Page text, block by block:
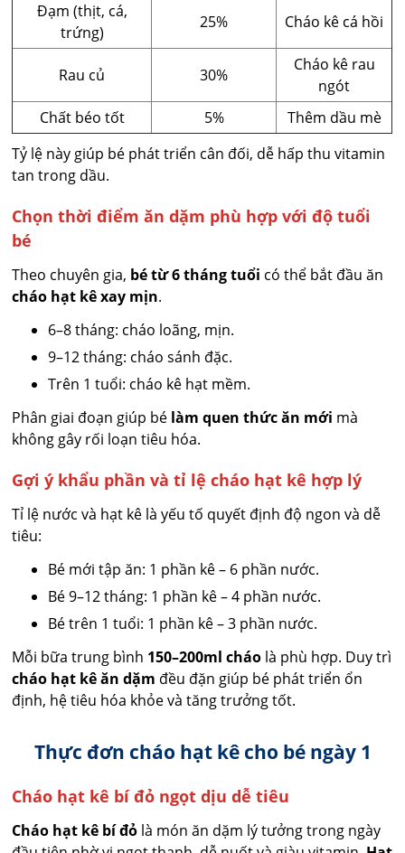
Đạm (thịt, cá,
trứng)
25% Cháo kê cá hồi
Rau củ 30%
Cháo kê rau
ngót
Chất béo tốt
5%
Thêm dầu mè
Tỷ lệ này giúp bé phát triển cân đối, dễ hấp thu vitamin
tan trong dầu.
Chọn thời điểm ăn dặm phù hợp với độ tuổi
bé
Theo chuyên gia, bé từ 6 tháng tuổi có thể bắt đầu ăn
cháo hạt kê xay mịn.
6–8 tháng: cháo loãng, mịn.
9–12 tháng: cháo sánh đặc.
Trên 1 tuổi: cháo kê hạt mềm.
Phân giai đoạn giúp bé làm quen thức ăn mới mà
không gây rối loạn tiêu hóa.
Gợi ý khẩu phần và tỉ lệ cháo hạt kê hợp lý
Tỉ lệ nước và hạt kê là yếu tố quyết định độ ngon và dễ
tiêu:
Bé mới tập ăn: 1 phần kê – 6 phần nước.
Bé 9–12 tháng: 1 phần kê – 4 phần nước.
Bé trên 1 tuổi: 1 phần kê – 3 phần nước.
Mỗi bữa trung bình 150–200ml cháo là phù hợp. Duy trì
cháo hạt kê ăn dặm đều đặn giúp bé phát triển ổn
định, hệ tiêu hóa khỏe và tăng trưởng tốt.
Thực đơn cháo hạt kê cho bé ngày 1
Cháo hạt kê bí đỏ ngọt dịu dễ tiêu
Cháo hạt kê bí đỏ là món ăn dặm lý tưởng trong ngày